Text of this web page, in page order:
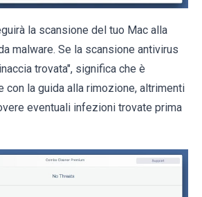
la scansione del tuo Mac alla
malware. Se la scansione antivirus
trovata", significa che è
con la guida alla rimozione, altrimenti
eventuali infezioni trovate prima